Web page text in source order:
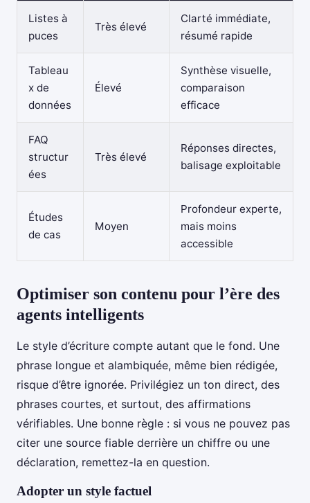
Listes à
puces
Très élevé
Clarté immédiate,
résumé rapide
Tableau
x de
données
Élevé
Synthèse visuelle,
comparaison
efficace
FAQ
structur
ées
Très élevé
Réponses directes,
balisage exploitable
Études
de cas
Moyen
Profondeur experte,
mais moins
accessible
Optimiser son contenu pour l’ère des
agents intelligents
Le style d’écriture compte autant que le fond. Une
phrase longue et alambiquée, même bien rédigée,
risque d’être ignorée. Privilégiez un ton direct, des
phrases courtes, et surtout, des affirmations
vérifiables. Une bonne règle : si vous ne pouvez pas
citer une source fiable derrière un chiffre ou une
déclaration, remettez-la en question.
Adopter un style factuel